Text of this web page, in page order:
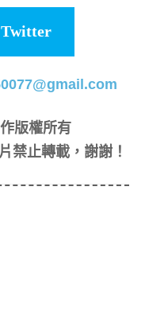
Twitter
版權所有
禁止轉載，謝謝！